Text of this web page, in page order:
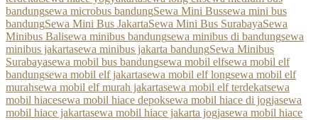
bandungsewa microbus bandungSewa Mini Bussewa mini bus
bandungSewa Mini Bus JakartaSewa Mini Bus SurabayaSewa
Minibus Balisewa minibus bandungsewa minibus di bandungsewa
minibus jakartasewa minibus jakarta bandungSewa Minibus
Surabayasewa mobil bus bandungsewa mobil elfsewa mobil elf
bandungsewa mobil elf jakartasewa mobil elf longsewa mobil elf
murahsewa mobil elf murah jakartasewa mobil elf terdekatsewa
mobil hiacesewa mobil hiace depoksewa mobil hiace di jogjasewa
mobil hiace jakartasewa mobil hiace jakarta jogjasewa mobil hiace